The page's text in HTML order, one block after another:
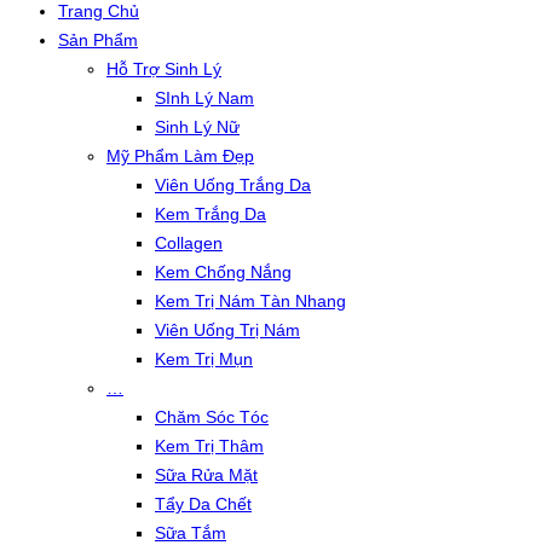
Trang Chủ
Sản Phẩm
Hỗ Trợ Sinh Lý
SInh Lý Nam
Sinh Lý Nữ
Mỹ Phẩm Làm Đẹp
Viên Uống Trắng Da
Kem Trắng Da
Collagen
Kem Chống Nắng
Kem Trị Nám Tàn Nhang
Viên Uống Trị Nám
Kem Trị Mụn
Chăm Sóc Tóc
Kem Trị Thâm
Sữa Rửa Mặt
Tẩy Da Chết
Sữa Tắm